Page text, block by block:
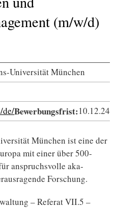
(m/w/d)
Universität München
de/Bewerbungsfrist:10.12.24
München ist eine der
mit einer über 500-
anspruchs­volle aka­
Forschung.
– Referat VII.5 –